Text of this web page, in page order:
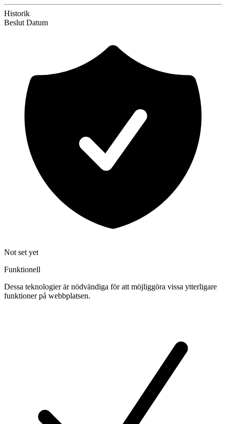
Historik
Beslut Datum
Not set yet
Funktionell
Dessa teknologier är nödvändiga för att möjliggöra vissa ytterligare
funktioner på webbplatsen.